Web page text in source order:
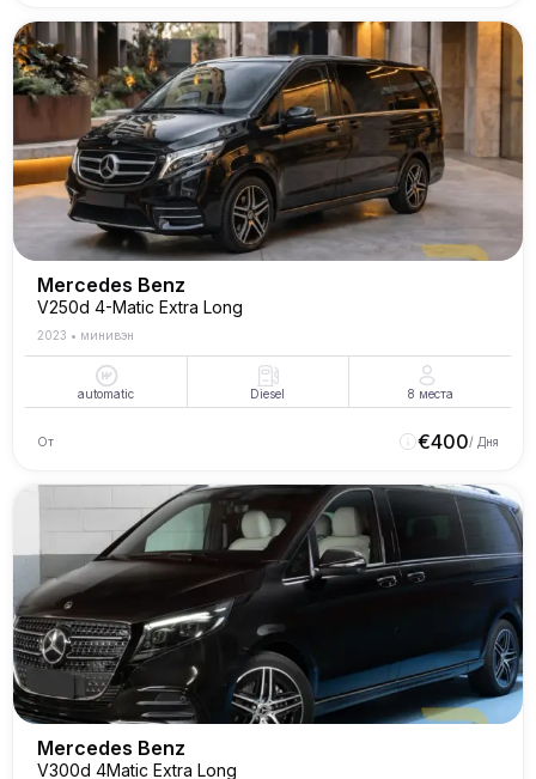
Mercedes Benz
V250d 4-Matic Extra Long
2023 • минивэн
automatic Diesel 8 места
От €400/ Дня
Mercedes Benz
V300d 4Matic Extra Long